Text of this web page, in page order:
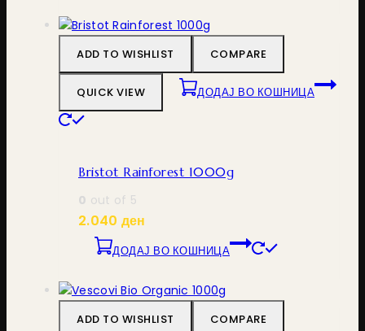
ADD TO WISHLIST COMPARE
QUICK VIEW ДОДАЈ ВО КОШНИЦА
Bristot Rainforest 1000g
0 out of 5
2.040 ден
ДОДАЈ ВО КОШНИЦА
ADD TO WISHLIST COMPARE